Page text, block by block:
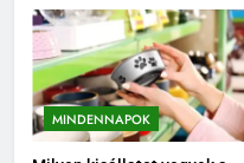
MINDENNAPOK